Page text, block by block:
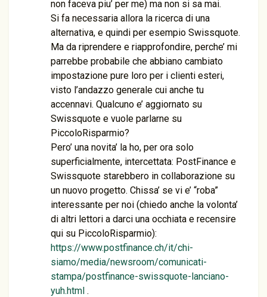
non faceva piu’ per me) ma non si sa mai.
Si fa necessaria allora la ricerca di una
alternativa, e quindi per esempio Swissquote.
Ma da riprendere e riapprofondire, perche’ mi
parrebbe probabile che abbiano cambiato
impostazione pure loro per i clienti esteri,
visto l’andazzo generale cui anche tu
accennavi. Qualcuno e’ aggiornato su
Swissquote e vuole parlarne su
PiccoloRisparmio?
Pero’ una novita’ la ho, per ora solo
superficialmente, intercettata: PostFinance e
Swissquote starebbero in collaborazione su
un nuovo progetto. Chissa’ se vi e’ “roba”
interessante per noi (chiedo anche la volonta’
di altri lettori a darci una occhiata e recensire
qui su PiccoloRisparmio):
https://www.postfinance.ch/it/chi-
siamo/media/newsroom/comunicati-
stampa/postfinance-swissquote-lanciano-
yuh.html .